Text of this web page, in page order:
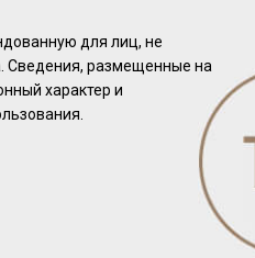
с нотами абрикоса и
ВЫДЕРЖКИ
для лиц, не
Сведения, размещенные на
характер и